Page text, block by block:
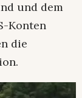
und dem
Konten
die